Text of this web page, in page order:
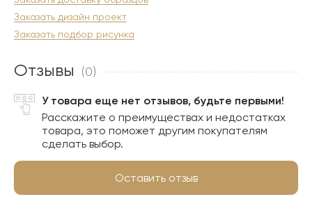
Заказать дизайн проект
Заказать подбор рисунка
Отзывы (0)
У товара еще нет отзывов, будьте первыми!
Расскажите о преимуществах и недостатках
товара, это поможет другим покупателям
сделать выбор.
Оставить отзыв